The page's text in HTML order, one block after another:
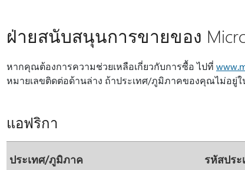
ฝ่ายสนับสนุนการขายของ
หากคุณต้องการความช่วยเหลือเกี่ยวกับการซื้อ ไปที่
หมายเลขติดต่อด้านล่าง ถ้าประเทศ/ภูมิภาคของคุณไม่อยู่
แอฟริกา
ประเทศ/ภูมิภาค รหัสปร